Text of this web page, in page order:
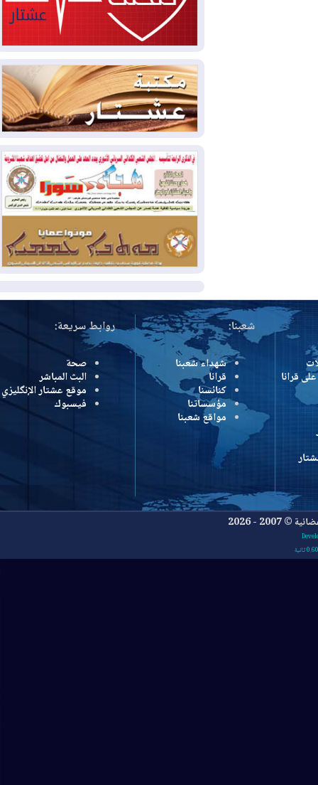
2026-08-03
العجز والاقتراض يطوقان
المالية العراقية.. اقتراض يتجاوز 3 تريليونات
دينار!
2026-08-03كوبا تغرق في الظلام مجددا
وانهيار الشبكة الكهربائية
2026-08-03
أوامر بإجلاء 60 ألف شخص
بسبب الحرائق في ولاية واشنطن
2026-08-02
مشروع "حسابي" يُمهل
الموظفين حتى نهاية أغسطس لاستلام
بطاقاتهم المصرفية
2026-08-02دمشق وعمّان تحذران بغداد:
أي هجوم من أراضي العراق سيواجه برد
المزيد
شعبنا:
شهداء شعبنا
قرانا
كنائسنا
مؤسساتنا
مواقع شعبنا
روابط سريعة:
صحة
البث المباشر
موقع عشتار الإنگليزي
فيسبوك
2026